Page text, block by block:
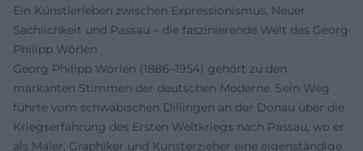
Ein Künstlerleben zwischen Expressionismus, Neuer
Sachlichkeit und Passau – die faszinierende Welt des Georg
Philipp Wörlen
Georg Philipp Wörlen (1886–1954) gehört zu den
markanten Stimmen der deutschen Moderne. Sein Weg
führte vom schwäbischen Dillingen an der Donau über die
Kriegserfahrung des Ersten Weltkriegs nach Passau, wo er
als Maler, Graphiker und Kunsterzieher eine eigenständige